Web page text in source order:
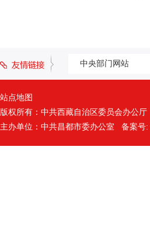
中央部门网站
站点地图
版权所有：中共西藏自治区委员会办公厅
主办单位：中共昌都市委办公室 备案号: